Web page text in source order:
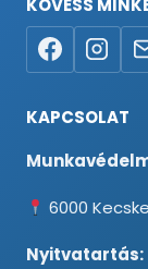
KÖVESS
KAPCSOLAT
6000
Nyitvatartás: